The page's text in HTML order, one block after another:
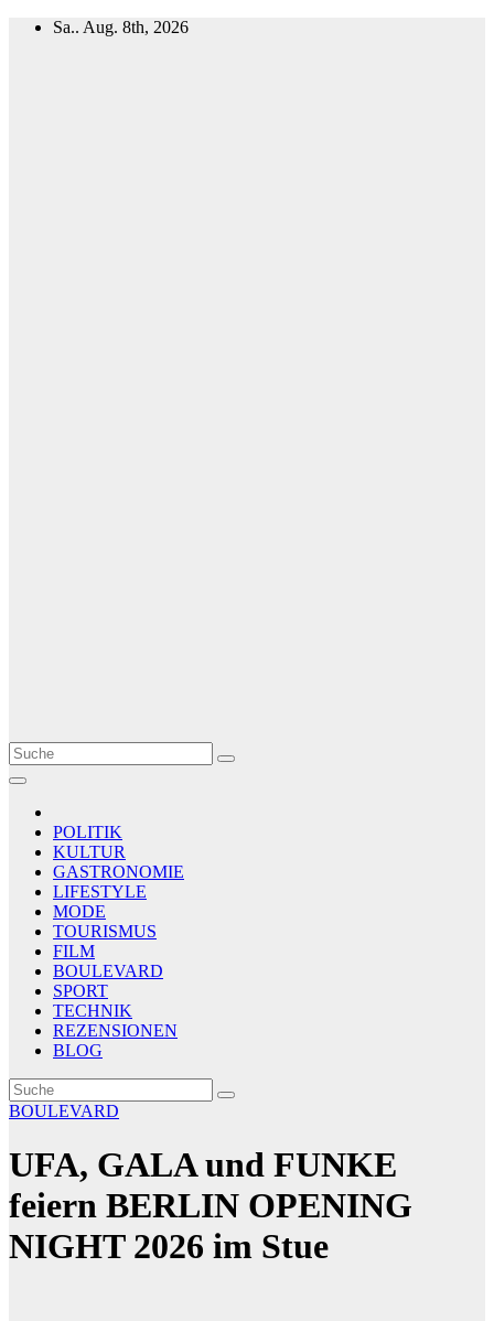
Zum
Sa.. Aug. 8th, 2026
Le Matin
AGENCE DE PRESSE
POLITIK
KULTUR
GASTRONOMIE
LIFESTYLE
MODE
TOURISMUS
FILM
BOULEVARD
SPORT
TECHNIK
REZENSIONEN
BLOG
BOULEVARD
UFA, GALA und FUNKE
feiern BERLIN OPENING
NIGHT 2026 im Stue